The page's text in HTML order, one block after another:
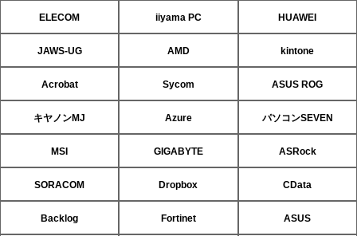
ELECOM iiyama PC HUAWEI
JAWS-UG AMD kintone
Acrobat Sycom ASUS ROG
キヤノンMJ Azure パソコンSEVEN
MSI GIGABYTE ASRock
SORACOM Dropbox CData
Backlog Fortinet ASUS